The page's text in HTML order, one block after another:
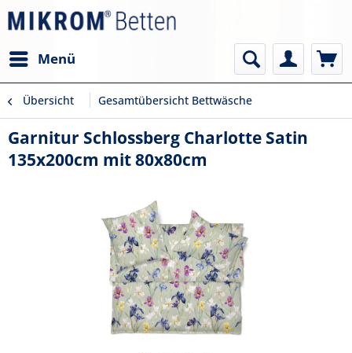
Menü
Übersicht Gesamtübersicht Bettwäsche
Garnitur Schlossberg Charlotte Satin
135x200cm mit 80x80cm